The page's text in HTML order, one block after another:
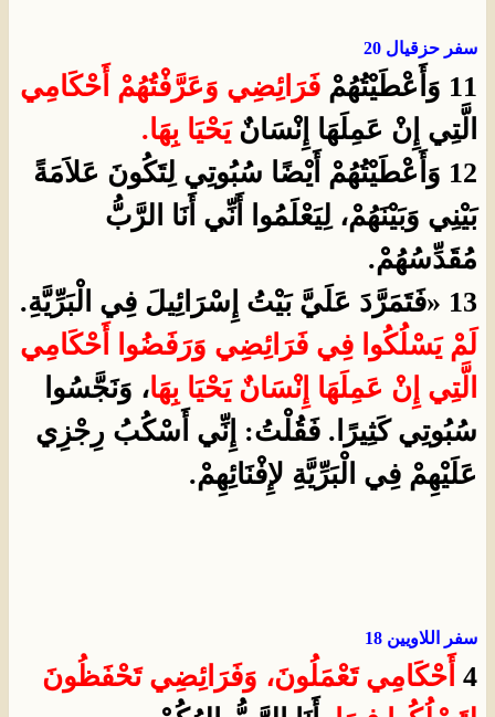
سفر حزقيال 20
11 وَأَعْطَيْتُهُمْ فَرَائِضِي وَعَرَّفْتُهُمْ أَحْكَامِي
الَّتِي إِنْ عَمِلَهَا إِنْسَانٌيَحْيَا بِهَا.
12 وَأَعْطَيْتُهُمْ أَيْضًا سُبُوتِي لِتَكُونَ عَلاَمَةً
بَيْنِي وَبَيْنَهُمْ، لِيَعْلَمُوا أَنِّي أَنَا الرَّبُّ
مُقَدِّسُهُمْ.
13 «فَتَمَرَّدَ عَلَيَّ بَيْتُ إِسْرَائِيلَ فِي الْبَرِّيَّةِ.
لَمْ يَسْلُكُوا فِي فَرَائِضِي وَرَفَضُوا
أَحْكَامِي
الَّتِي إِنْ عَمِلَهَا إِنْسَانٌ يَحْيَا بِهَا، وَنَجَّسُوا
سُبُوتِي كَثِيرًا. فَقُلْتُ: إِنِّي أَسْكُبُ رِجْزِي
عَلَيْهِمْ فِي الْبَرِّيَّةِ لإِفْنَائِهِمْ.
سفر اللاويين 18
4 أَحْكَامِي تَعْمَلُونَ، وَفَرَائِضِي تَحْفَظُونَ